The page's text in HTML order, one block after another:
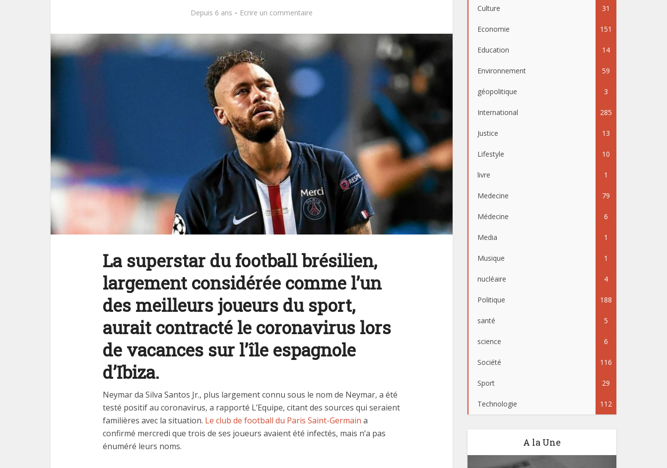
Depuis 6 ans Ecrire un commentaire
La superstar du football brésilien,
largement considérée comme l’un
des meilleurs joueurs du sport,
aurait contracté le coronavirus lors
de vacances sur l’île espagnole
d’Ibiza.
Neymar da Silva Santos Jr., plus largement connu sous le nom de Neymar, a été
testé positif au coronavirus, a rapporté L’Equipe, citant des sources qui seraient
familières avec la situation. Le club de football du Paris Saint-Germain a
confirmé mercredi que trois de ses joueurs avaient été infectés, mais n’a pas
énuméré leurs noms.
Culture 31
Economie 151
Education 14
Environnement 59
géopolitique 3
International 285
Justice 13
Lifestyle 10
livre 1
Medecine 79
Médecine 6
Media 1
Musique 1
nucléaire 4
Politique 188
santé 5
science 6
Société 116
Sport 29
Technologie 112
A la Une